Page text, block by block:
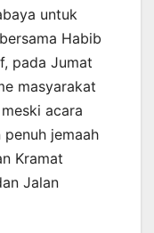
untuk
Habib
pada Jumat
masyarakat
acara
jemaah
Kramat
Jalan